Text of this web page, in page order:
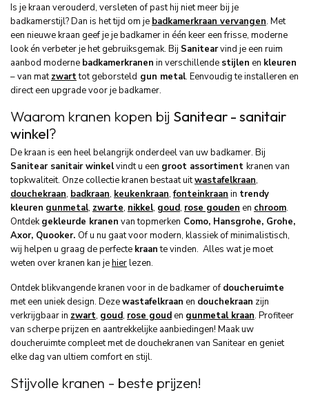
Is je kraan verouderd, versleten of past hij niet meer bij je
badkamerstijl? Dan is het tijd om je badkamerkraan vervangen. Met
een nieuwe kraan geef je je badkamer in één keer een frisse, moderne
look én verbeter je het gebruiksgemak. Bij Sanitearvind je een ruim
aanbod moderne badkamerkranen in verschillende stijlen en kleuren
– van matzwarttot geborsteld gun metal. Eenvoudig te installeren en
direct een upgrade voor je badkamer.
Waarom kranen kopen bij Sanitear - sanitair
winkel?
De kraan is een heel belangrijk onderdeel van uw badkamer. Bij
Sanitear sanitair winkelvindt u een groot assortiment kranen van
topkwaliteit. Onze collectie kranen bestaat uitwastafelkraan,
douchekraan, badkraan, keukenkraan,fonteinkraan in trendy
kleuren gunmetal, zwarte, nikkel, goud, rose gouden en chroom.
Ontdekgekleurde kranen van topmerken Como, Hansgrohe, Grohe,
Axor, Quooker. Of u nu gaat voor modern, klassiek of minimalistisch,
wij helpen u graag de perfecte kraante vinden. Alles wat je moet
weten over kranen kan jehierlezen.
Ontdek blikvangende kranen voor in de badkamer of doucheruimte
met een uniek design. Dezewastafelkraan en douchekraan zijn
verkrijgbaar in zwart, goud, rose gouden gunmetal kraan. Profiteer
van scherpe prijzen en aantrekkelijke aanbiedingen! Maak uw
doucheruimte compleet met de douchekranen van Sanitear en geniet
elke dag van ultiem comfort en stijl.
Stijvolle kranen - beste prijzen!